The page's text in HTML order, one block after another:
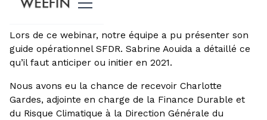
Lors de ce webinar, notre équipe a pu présenter son
guide opérationnel SFDR. Sabrine Aouida a détaillé ce
qu’il faut anticiper ou initier en 2021.
Nous avons eu la chance de recevoir Charlotte
Gardes, adjointe en charge de la Finance Durable et
du Risque Climatique à la Direction Générale du